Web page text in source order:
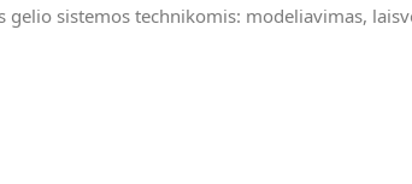
sistemos technikomis: modeliavimas,